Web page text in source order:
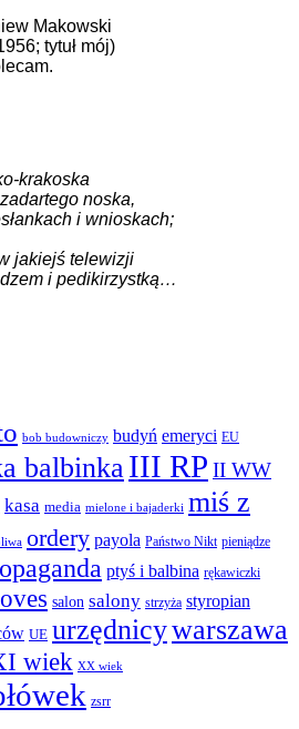
Makowski
tytuł mój)
krakoska
noska,
i wnioskach;
jakiejś telewizji
i pedikirzystką…
bob budowniczy budyń emeryci EU
balbinka III RP II WW
kasa media mielone i bajaderki miś z
ordery payola Państwo Nikt pieniądze
ptyś i balbina rękawiczki
salon salony strzyża styropian
UE urzędnicywarszawa
wiek XX wiek
zsrr